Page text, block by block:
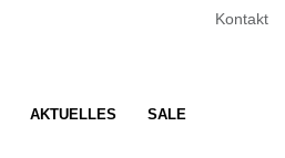
Kontakt
AKTUELLES SALE